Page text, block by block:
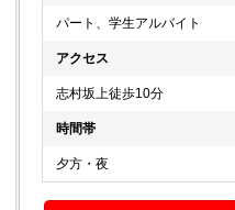
パート、学生アルバイト
アクセス
志村坂上徒歩10分
時間帯
夕方・夜